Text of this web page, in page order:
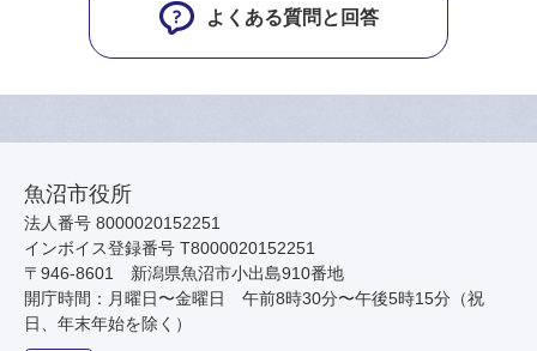
よくある質問と回答
魚沼市役所
法人番号 8000020152251
インボイス登録番号 T8000020152251
〒946-8601 新潟県魚沼市小出島910番地
開庁時間：月曜日〜金曜日 午前8時30分〜午後5時15分（祝
日、年末年始を除く）